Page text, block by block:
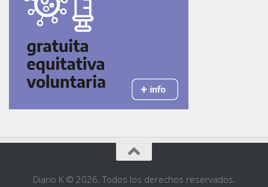
Diario K © 2026. Todos los derechos reservados.